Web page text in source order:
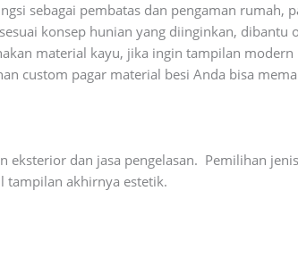
sebagai pembatas dan pengaman
konsep hunian yang diinginkan, dibantu
material kayu, jika ingin tampilan
custom pagar material besi Anda bisa
eksterior dan jasa pengelasan. Pemilihan
tampilan akhirnya estetik.